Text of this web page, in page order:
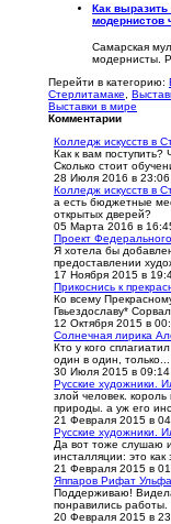
Как выразить
модернистов
Самарская
модернисты.
Перейти в категорию:
Стерлитамаке
Выставки в мире
Комментарии
Колледж искусств в
Как к вам
Сколько стоит
28 Июля 2016 в 23:06
Колледж искусств в
а есть бюджетные
открытых дверей?
05 Марта 2016 в
Проект
Я хотела бы
предоставлении
17 Ноября 2015 в
Прикоснись к
Ко всему
Гвьездославу*
12 Октября 2015 в
Солнечная лирика
Кто у кого
один в один, только...
30 Июля 2015 в 09:14
Русские художники.
злой человек.
природы. а уж его
21 Февраля 2015 в
Русские художники.
Да вот тоже слушаю
инсталляции: это как
21 Февраля 2015 в
Яппаров Рифат
Поддерживаю!
понравились работы.
20 Февраля 2015 в